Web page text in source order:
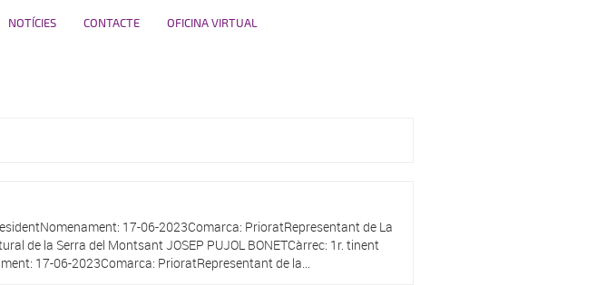
NOTÍCIES CONTACTE OFICINA VIRTUAL
17-06-2023Comarca: PrioratRepresentant de La
de la Serra del Montsant JOSEP PUJOL BONETCàrrec: 1r. tinent
17-06-2023Comarca: PrioratRepresentant de la...